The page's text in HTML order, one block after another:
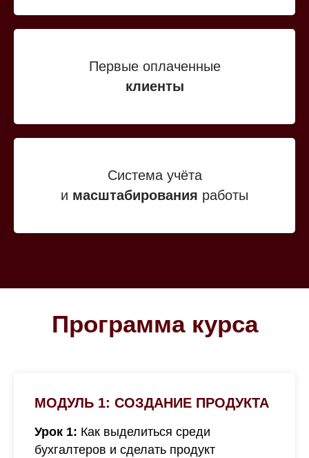
Первые оплаченные
клиенты
Система учёта
и масштабирования работы
Программа курса
МОДУЛЬ 1: СОЗДАНИЕ ПРОДУКТА
Урок 1: Как выделиться среди
бухгалтеров и сделать продукт